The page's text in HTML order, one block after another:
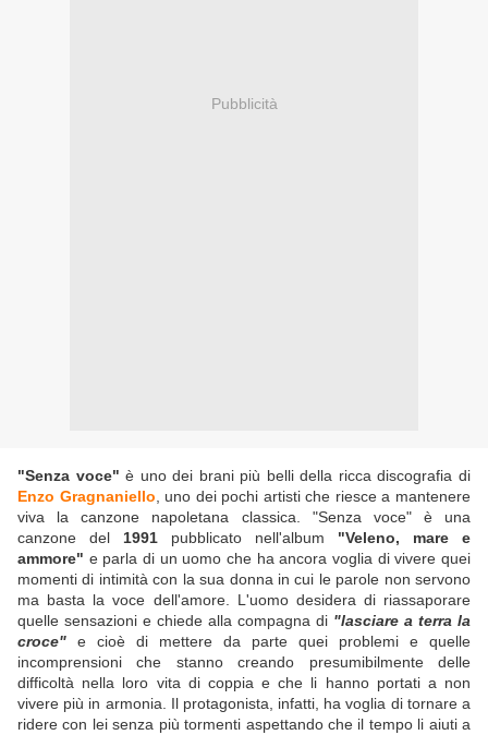
Pubblicità
"Senza voce" è uno dei brani più belli della ricca discografia di
Enzo Gragnaniello , uno dei pochi artisti che riesce a mantenere
viva la canzone napoletana classica. "Senza voce" è una
canzone del 1991 pubblicato nell'album "Veleno, mare e
ammore" e parla di un uomo che ha ancora voglia di vivere quei
momenti di intimità con la sua donna in cui le parole non servono
ma basta la voce dell'amore. L'uomo desidera di riassaporare
quelle sensazioni e chiede alla compagna di "lasciare a terra la
croce" e cioè di mettere da parte quei problemi e quelle
incomprensioni che stanno creando presumibilmente delle
difficoltà nella loro vita di coppia e che li hanno portati a non
vivere più in armonia. Il protagonista, infatti, ha voglia di tornare a
ridere con lei senza più tormenti aspettando che il tempo li aiuti a